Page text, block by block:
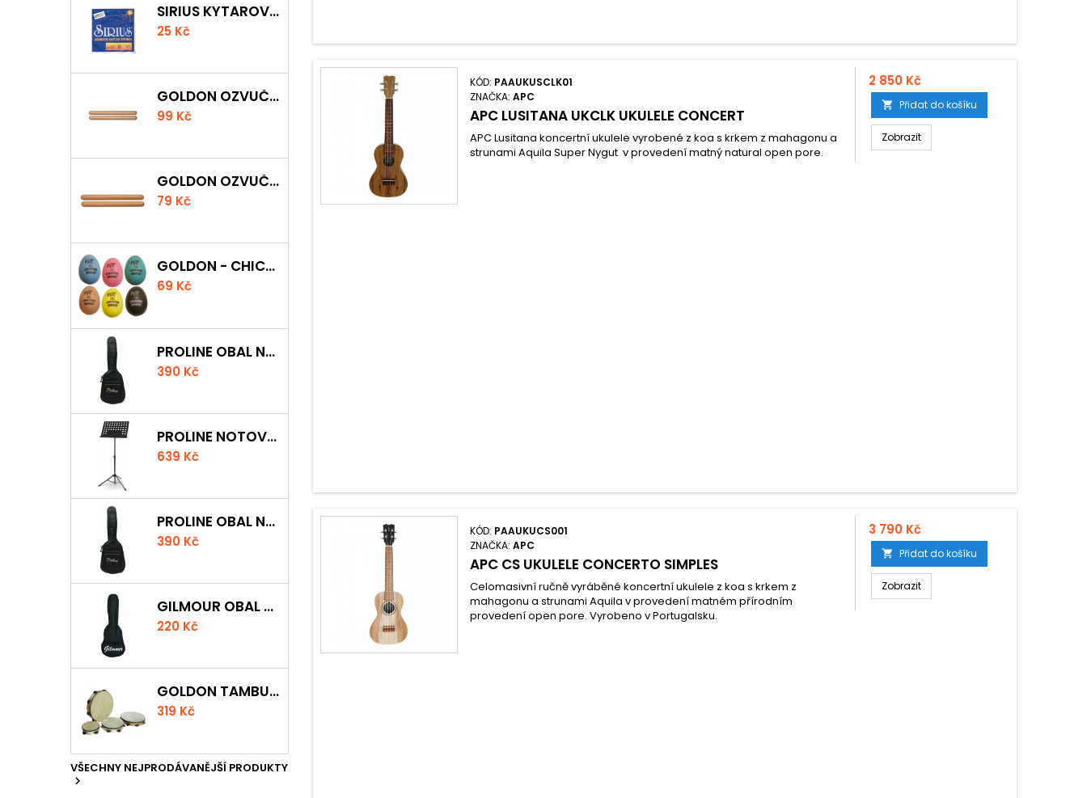
SIRIUS KYTAROVÁ STRUNA
25 Kč
GOLDON OZVUČNÁ DŘÍVKA 18 X 200MM
99 Kč
GOLDON OZVUČNÁ DŘÍVKA 15 X 150MM
79 Kč
GOLDON - CHICKEN SHAKER
69 Kč
PROLINE OBAL NA AKUSTICKOU KYTARU S 5 MM POLSTROVÁNÍM
390 Kč
PROLINE NOTOVÝ PULT ODLEHČENÝ
639 Kč
PROLINE OBAL NA KLASICKOU KYTARU S 5 MM POLSTROVÁNÍM
390 Kč
GILMOUR OBAL NA UKULELE CONCERT
220 Kč
GOLDON TAMBURÍNA S BLÁNOU A ČINELKY 20CM
319 Kč
VŠECHNY NEJPRODÁVANĚJŠÍ PRODUKTY

KÓD: PAAUKUSCLK01
ZNAČKA:APC
APC LUSITANA UKCLK UKULELE CONCERT
APC Lusitana koncertní ukulele vyrobené z koa s krkem z mahagonu a
strunami Aquila Super Nygut v provedení matný natural open pore.
2 850 Kč
 Přidat do košíku
Zobrazit
KÓD: PAAUKUCS001
ZNAČKA:APC
APC CS UKULELE CONCERTO SIMPLES
Celomasivní ručně vyráběné koncertní ukulele z koa s krkem z
mahagonu a strunami Aquila v provedení matném přírodním
provedení open pore. Vyrobeno v Portugalsku.
3 790 Kč
 Přidat do košíku
Zobrazit